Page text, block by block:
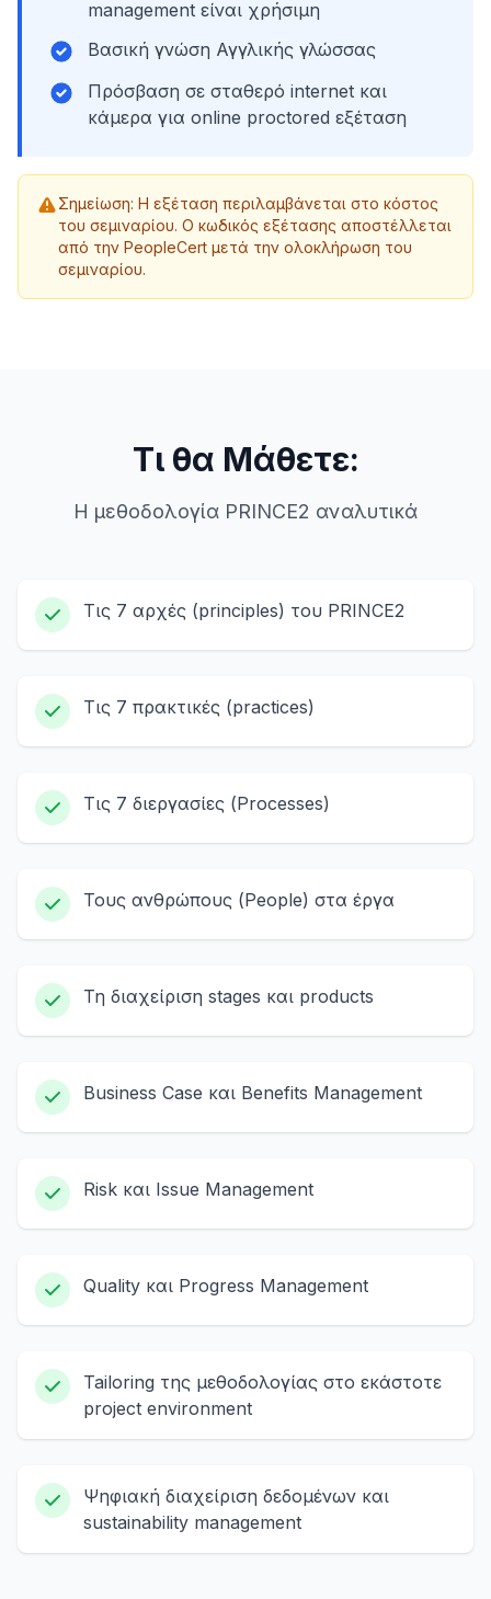
management είναι χρήσιμη
Βασική γνώση Αγγλικής γλώσσας
Πρόσβαση σε σταθερό internet και
κάμερα για online proctored εξέταση
Σημείωση: Η εξέταση περιλαμβάνεται στο κόστος
του σεμιναρίου. Ο κωδικός εξέτασης αποστέλλεται
από την PeopleCert μετά την ολοκλήρωση του
σεμιναρίου.
Τι θα Μάθετε:
Η μεθοδολογία PRINCE2 αναλυτικά
Τις 7 αρχές (principles) του PRINCE2
Τις 7 πρακτικές (practices)
Τις 7 διεργασίες (Processes)
Τους ανθρώπους (People) στα έργα
Τη διαχείριση stages και products
Business Case και Benefits Management
Risk και Issue Management
Quality και Progress Management
Tailoring της μεθοδολογίας στο εκάστοτε
project environment
Ψηφιακή διαχείριση δεδομένων και
sustainability management